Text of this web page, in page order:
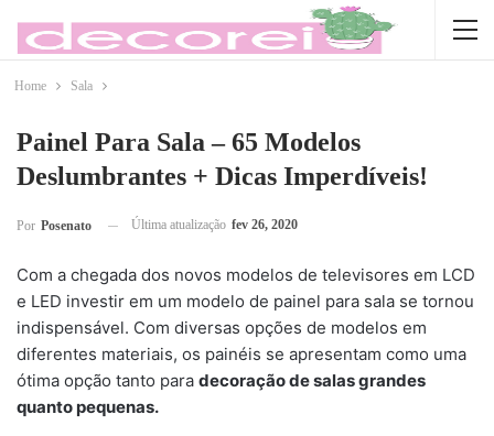
Home Sala
Painel Para Sala – 65 Modelos
Deslumbrantes + Dicas Imperdíveis!
Por Posenato Última atualização fev 26, 2020
Com a chegada dos novos modelos de televisores em LCD
e LED investir em um modelo de painel para sala se tornou
indispensável. Com diversas opções de modelos em
diferentes materiais, os painéis se apresentam como uma
ótima opção tanto para decoração de salas grandes
quanto pequenas.